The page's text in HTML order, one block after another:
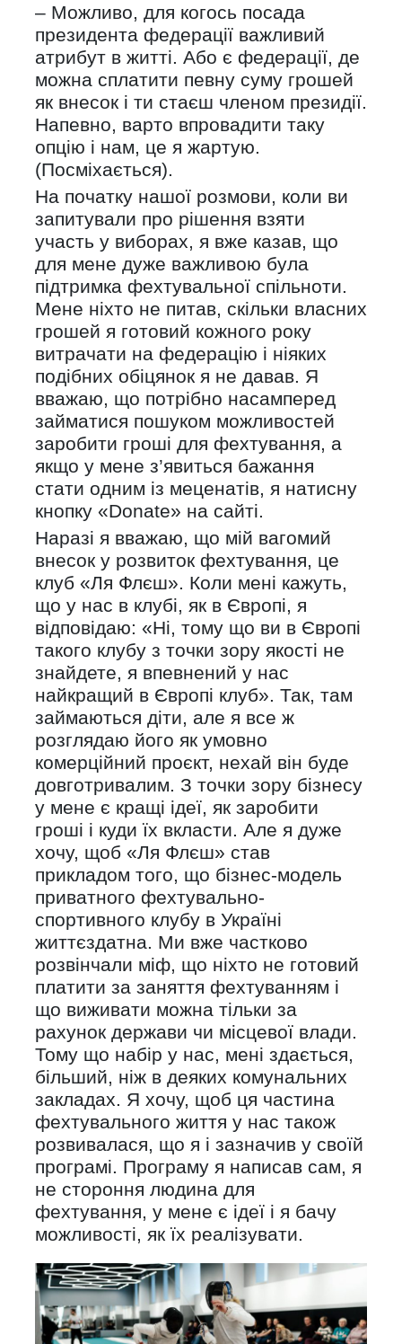
– Можливо, для когось посада
президента федерації важливий
атрибут в житті. Або є федерації, де
можна сплатити певну суму грошей
як внесок і ти стаєш членом президії.
Напевно, варто впровадити таку
опцію і нам, це я жартую.
(Посміхається).
На початку нашої розмови, коли ви
запитували про рішення взяти
участь у виборах, я вже казав, що
для мене дуже важливою була
підтримка фехтувальної спільноти.
Мене ніхто не питав, скільки власних
грошей я готовий кожного року
витрачати на федерацію і ніяких
подібних обіцянок я не давав. Я
вважаю, що потрібно насамперед
займатися пошуком можливостей
заробити гроші для фехтування, а
якщо у мене з’явиться бажання
стати одним із меценатів, я натисну
кнопку «Donate» на сайті.
Наразі я вважаю, що мій вагомий
внесок у розвиток фехтування, це
клуб «Ля Флєш». Коли мені кажуть,
що у нас в клубі, як в Європі, я
відповідаю: «Ні, тому що ви в Європі
такого клубу з точки зору якості не
знайдете, я впевнений у нас
найкращий в Європі клуб». Так, там
займаються діти, але я все ж
розглядаю його як умовно
комерційний проєкт, нехай він буде
довготривалим. З точки зору бізнесу
у мене є кращі ідеї, як заробити
гроші і куди їх вкласти. Але я дуже
хочу, щоб «Ля Флєш» став
прикладом того, що бізнес-модель
приватного фехтувально-
спортивного клубу в Україні
життєздатна. Ми вже частково
розвінчали міф, що ніхто не готовий
платити за заняття фехтуванням і
що виживати можна тільки за
рахунок держави чи місцевої влади.
Тому що набір у нас, мені здається,
більший, ніж в деяких комунальних
закладах. Я хочу, щоб ця частина
фехтувального життя у нас також
розвивалася, що я і зазначив у своїй
програмі. Програму я написав сам, я
не стороння людина для
фехтування, у мене є ідеї і я бачу
можливості, як їх реалізувати.